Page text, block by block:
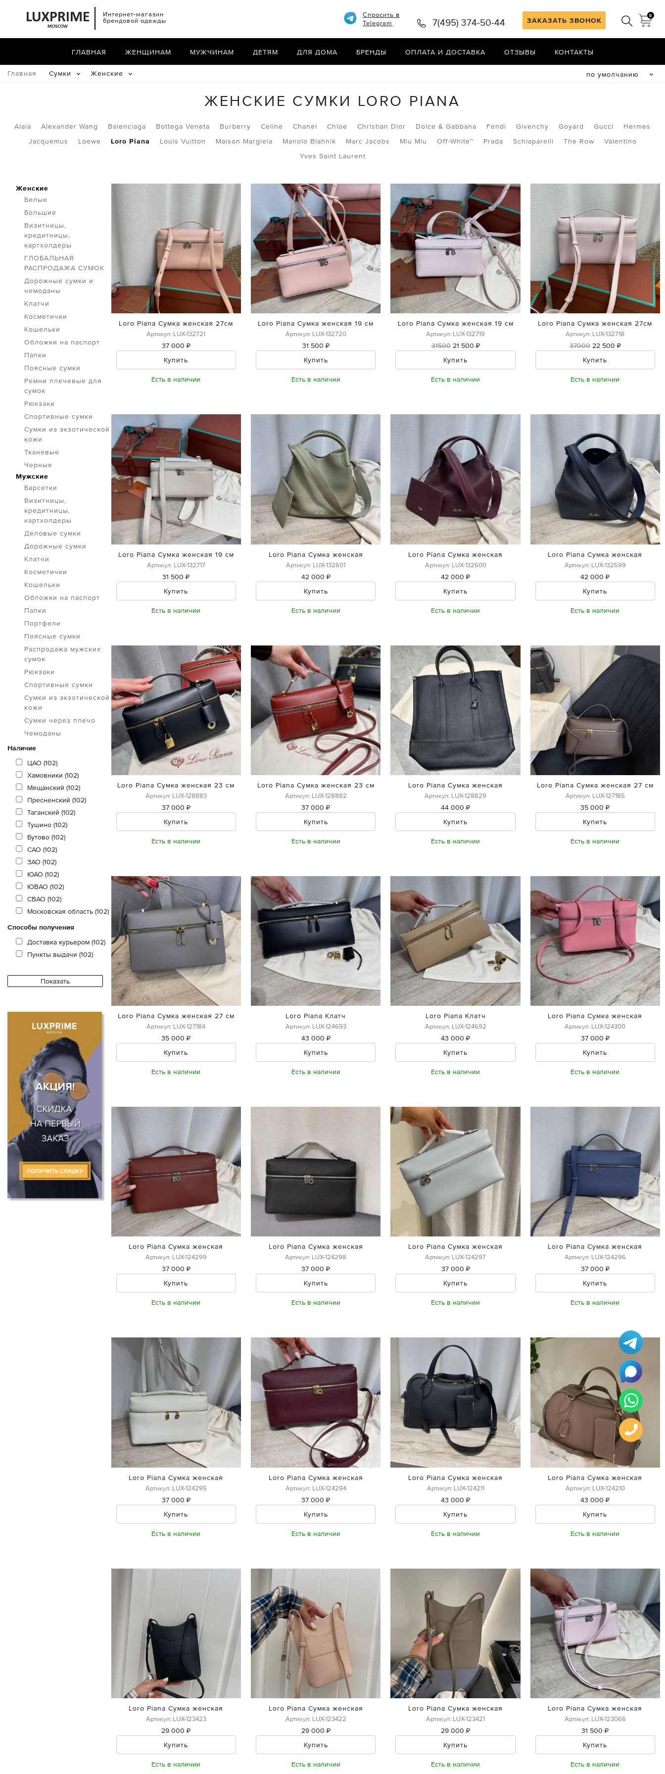
Интернет-магазин
брендовой одежды
ЗАКАЗАТЬ ЗВОНОК
0
Спросить в
Telegram
7(495) 374-50-44
ГЛАВНАЯ ЖЕНЩИНАМ МУЖЧИНАМ ДЕТЯМ ДЛЯ ДОМА БРЕНДЫ ОПЛАТА И ДОСТАВКА ОТЗЫВЫ КОНТАКТЫ
Главная Сумки Женские по умолчанию
ЖЕНСКИЕ СУМКИ LORO PIANA
Alaia Alexander Wang Balenciaga Bottega Veneta Burberry Celine Chanel Chloe Christian Dior Dolce & Gabbana Fendi Givenchy Goyard Gucci
Hermes
Jacquemus
Loewe Loro Piana Louis Vuitton Maison Margiela Manolo Blahnik Marc Jacobs Miu Miu Off-White™ Prada Schiaparelli The Row
Valentino
Yves Saint Laurent
Женские
Белые
Большие
Визитницы,
кредитницы,
картхолдеры
ГЛОБАЛЬНАЯ
РАСПРОДАЖА СУМОК
Дорожные сумки и
чемоданы
Клатчи
Косметички
Кошельки
Обложки на паспорт
Папки
Поясные сумки
Ремни плечевые для
сумок
Рюкзаки
Спортивные сумки
Сумки из экзотической
кожи
Тканевые
Черные
Мужские
Барсетки
Визитницы,
кредитницы,
картхолдеры
Деловые сумки
Дорожные сумки
Клатчи
Косметички
Кошельки
Обложки на паспорт
Папки
Портфели
Поясные сумки
Распродажа мужских
сумок
Рюкзаки
Спортивные сумки
Сумки из экзотической
кожи
Сумки через плечо
Чемоданы
Наличие
ЦАО (102)
Хамовники (102)
Мещанский (102)
Пресненский (102)
Таганский (102)
Тушино (102)
Бутово (102)
САО (102)
ЗАО (102)
ЮАО (102)
ЮВАО (102)
СВАО (102)
Московская область (102)
Способы получения
Доставка курьером (102)
Пункты выдачи (102)
Loro Piana Сумка женская 27см
Артикул: LUX-132721
37 000 ₽
Купить
Есть в наличии
Loro Piana Сумка женская 19 см
Артикул: LUX-132720
31 500 ₽
Купить
Есть в наличии
Loro Piana Сумка женская 19 см
Артикул: LUX-132719
31500 21 500 ₽
Купить
Есть в наличии
Loro Piana Сумка женская 27см
Артикул: LUX-132718
37000 22 500 ₽
Купить
Есть в наличии
Loro Piana Сумка женская 19 см
Артикул: LUX-132717
31 500 ₽
Купить
Есть в наличии
Loro Piana Сумка женская
Артикул: LUX-132601
42 000 ₽
Купить
Есть в наличии
Loro Piana Сумка женская
Артикул: LUX-132600
42 000 ₽
Купить
Есть в наличии
Loro Piana Сумка женская
Артикул: LUX-132599
42 000 ₽
Купить
Есть в наличии
Loro Piana Сумка женская 23 см
Артикул: LUX-128883
37 000 ₽
Купить
Есть в наличии
Loro Piana Сумка женская 23 см
Артикул: LUX-128882
37 000 ₽
Купить
Есть в наличии
Loro Piana Сумка женская
Артикул: LUX-128829
44 000 ₽
Купить
Есть в наличии
Loro Piana Сумка женская 27 см
Артикул: LUX-127185
35 000 ₽
Купить
Есть в наличии
Loro Piana Сумка женская 27 см
Артикул: LUX-127184
35 000 ₽
Купить
Есть в наличии
Loro Piana Клатч
Артикул: LUX-124693
43 000 ₽
Купить
Есть в наличии
Loro Piana Клатч
Артикул: LUX-124692
43 000 ₽
Купить
Есть в наличии
Loro Piana Сумка женская
Артикул: LUX-124300
37 000 ₽
Купить
Есть в наличии
Loro Piana Сумка женская
Артикул: LUX-124299
37 000 ₽
Купить
Есть в наличии
Loro Piana Сумка женская
Артикул: LUX-124298
37 000 ₽
Купить
Есть в наличии
Loro Piana Сумка женская
Артикул: LUX-124297
37 000 ₽
Купить
Есть в наличии
Loro Piana Сумка женская
Артикул: LUX-124296
37 000 ₽
Купить
Есть в наличии
Loro Piana Сумка женская
Артикул: LUX-124295
37 000 ₽
Купить
Есть в наличии
Loro Piana Сумка женская
Артикул: LUX-124294
37 000 ₽
Купить
Есть в наличии
Loro Piana Сумка женская
Артикул: LUX-124211
43 000 ₽
Купить
Есть в наличии
Loro Piana Сумка женская
Артикул: LUX-124210
43 000 ₽
Купить
Есть в наличии
Loro Piana Сумка женская
Артикул: LUX-123423
29 000 ₽
Купить
Есть в наличии
Loro Piana Сумка женская
Артикул: LUX-123422
29 000 ₽
Купить
Есть в наличии
Loro Piana Сумка женская
Артикул: LUX-123421
29 000 ₽
Купить
Есть в наличии
Loro Piana Сумка женская
Артикул: LUX-123066
31 500 ₽
Купить
Есть в наличии